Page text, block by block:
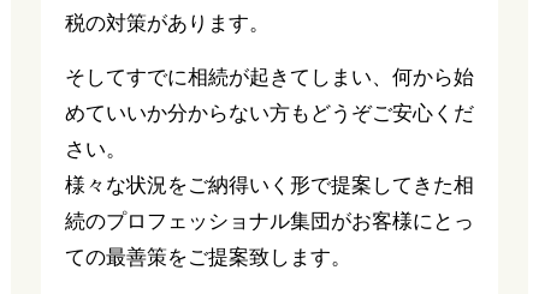
税の対策があります。
そしてすでに相続が起きてしまい、何から始
めていいか分からない方もどうぞご安心くだ
さい。
様々な状況をご納得いく形で提案してきた相
続のプロフェッショナル集団がお客様にとっ
ての最善策をご提案致します。